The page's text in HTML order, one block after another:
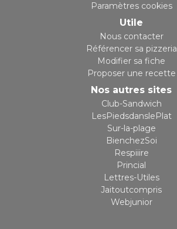
Paramètres cookies
Utile
Nous contacter
Référencer sa pizzeria
Modifier sa fiche
Proposer une recette
Nos autres sites
Club-Sandwich
LesPiedsdanslePlat
Sur-la-plage
BienchezSoi
Respiiire
Princial
Lettres-Utiles
Jaitoutcompris
Webjunior